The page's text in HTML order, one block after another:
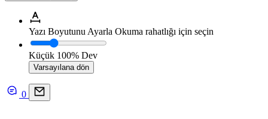
Yazı Boyutunu Ayarla Okuma rahatlığı için seçin
Küçük 100% Dev
Varsayılana dön
0